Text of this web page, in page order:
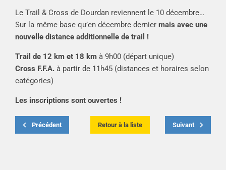
Le Trail & Cross de Dourdan reviennent le 10 décembre…
Sur la même base qu’en décembre dernier mais avec une
nouvelle distance additionnelle de trail !
Trail de 12 km et 18 km à 9h00 (départ unique)
Cross F.F.A. à partir de 11h45 (distances et horaires selon
catégories)
Les inscriptions sont ouvertes !
Précédent Retour à la liste Suivant